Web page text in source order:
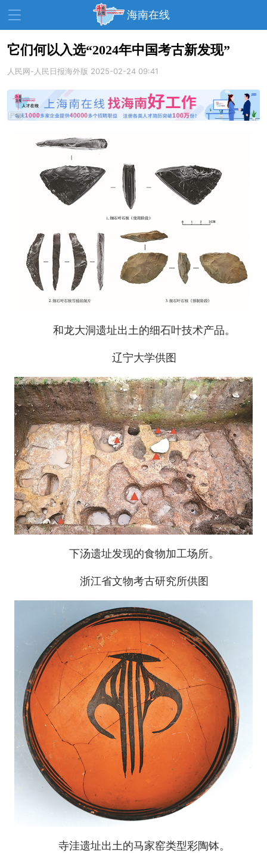
海南在线
资讯中心 热点 旅游
文体 财经
教育 健康 房产
交通
演出 活动
走读海南 周末去哪儿
它们何以入选“2024年中国考古新发现”
人民网-人民日报海外版 2025-02-24 09:41
和龙大洞遗址出土的细石叶技术产品。
辽宁大学供图
下汤遗址发现的食物加工场所。
浙江省文物考古研究所供图
寺洼遗址出土的马家窑类型彩陶钵。